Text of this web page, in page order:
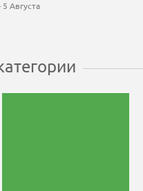
Августа